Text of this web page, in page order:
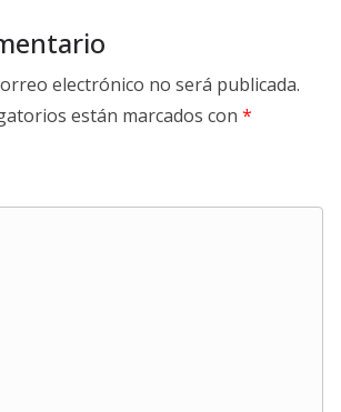
electrónico no será publicada.
están marcados con *